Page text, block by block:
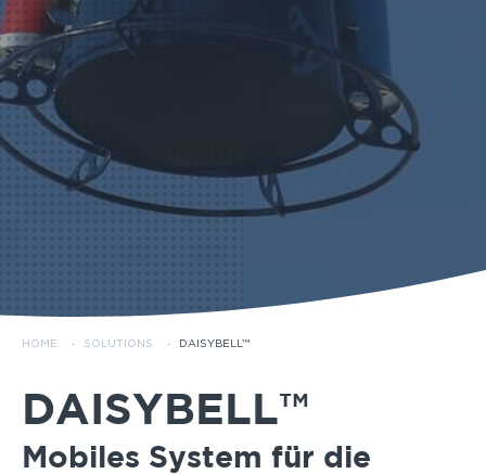
HOME · SOLUTIONS · DAISYBELL™
DAISYBELL™
Mobiles System für die